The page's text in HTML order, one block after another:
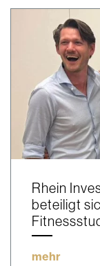
Rhein
beteiligt
mehr